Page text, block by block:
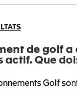
de golf a
actif. Que
Golf